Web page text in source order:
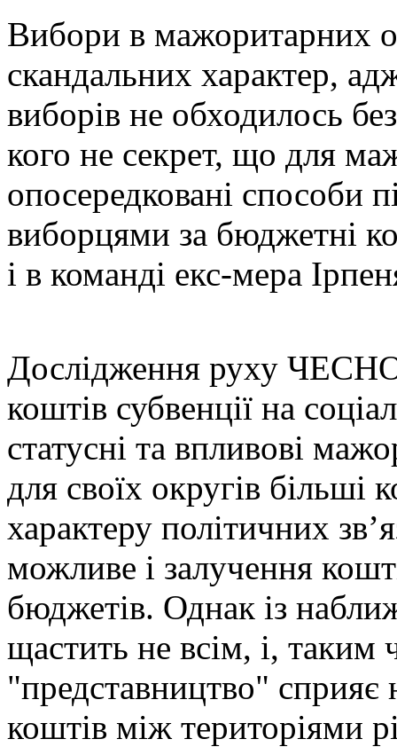
Вибори в мажоритарних
скандальних характер,
виборів не обходилось
кого не секрет, що для
опосередковані способи
виборцями за бюджетні
і в команді екс-мера
Дослідження руху ЧЕСНО
коштів субвенції на
статусні та впливові
для своїх округів більші
характеру політичних
можливе і залучення
бюджетів. Однак із
щастить не всім, і, таким
"представництво" сприяє
коштів між територіями